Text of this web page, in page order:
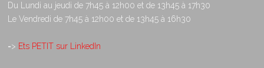
Du Lundi au jeudi de 7h45 à 12h00 et de 13h45 à 17h30
Le Vendredi de 7h45 à 12h00 et de 13h45 à 16h30
=> Ets PETIT sur LinkedIn